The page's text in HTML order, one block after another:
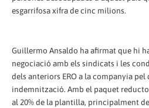
esgarrifosa xifra de cinc milions.
Guillermo Ansaldo ha afirmat que hi
negociació amb els sindicats i les
dels anteriors ERO a la companyia pel
indemnització. Amb el paquet
al 20% de la plantilla, principalment